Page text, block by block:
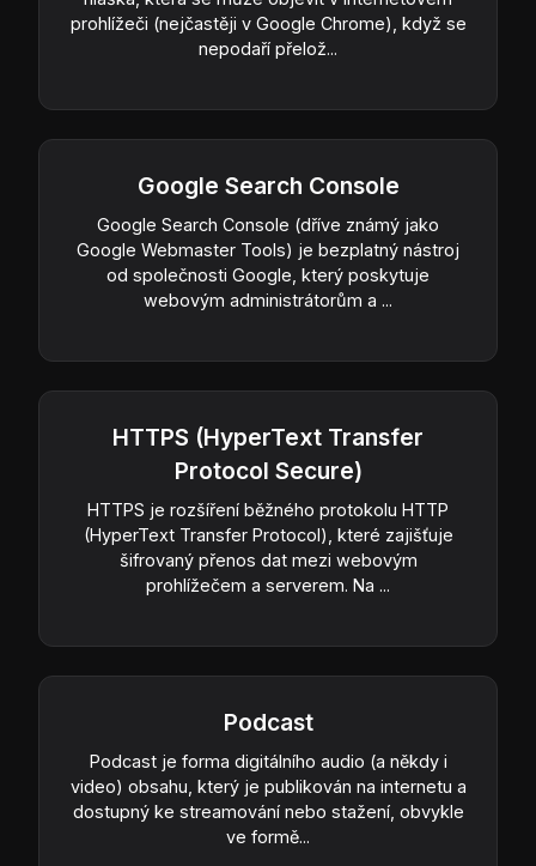
prohlížeči (nejčastěji v Google Chrome), když se
nepodaří přelož...
Google Search Console
Google Search Console (dříve známý jako
Google Webmaster Tools) je bezplatný nástroj
od společnosti Google, který poskytuje
webovým administrátorům a ...
HTTPS (HyperText Transfer
Protocol Secure)
HTTPS je rozšíření běžného protokolu HTTP
(HyperText Transfer Protocol), které zajišťuje
šifrovaný přenos dat mezi webovým
prohlížečem a serverem. Na ...
Podcast
Podcast je forma digitálního audio (a někdy i
video) obsahu, který je publikován na internetu a
dostupný ke streamování nebo stažení, obvykle
ve formě...